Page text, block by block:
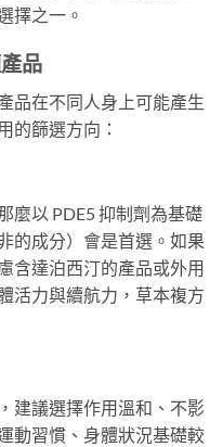
擇之一。
品
品在不同人身上可能產生
的篩選方向：
麼以 PDE5 抑制劑為基礎
的成分）會是首選。如果
含達泊西汀的產品或外用
活力與續航力，草本複方
建議選擇作用溫和、不影
動習慣、身體狀況基礎較